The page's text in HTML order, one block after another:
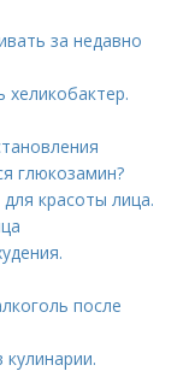
за недавно
хеликобактер.
глюкозамин?
красоты лица.
после